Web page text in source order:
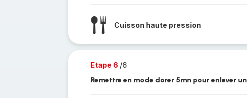
Cuisson haute pression
Etape 6 /6
Remettre en mode dorer 5mn pour enlever